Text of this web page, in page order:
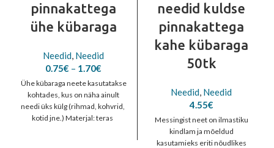
pinnakattega
ühe kübaraga
Needid, Needid
0.75€ – 1.70€
range:
0.75€
through
1.70€
Ühe kübaraga neete kasutatakse
kohtades, kus on näha ainult
needi üks külg (rihmad, kohvrid,
kotid jne.) Materjal: teras
needid kuldse
pinnakattega
kahe kübaraga
50tk
Needid, Needid
4.55€
Messingist neet on ilmastiku
kindlam ja mõeldud
kasutamieks eriti nõudlikes